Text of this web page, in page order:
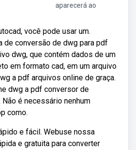
aparecerá ao
você pode usar um.
de conversão de dwg para pdf
dwg, que contém dados de um
em formato cad, em um arquivo
a pdf arquivos online de graça.
dwg a pdf conversor de
é necessário nenhum
como.
e fácil. Webuse nossa
e gratuita para converter